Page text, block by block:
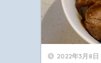
2022年3月8日